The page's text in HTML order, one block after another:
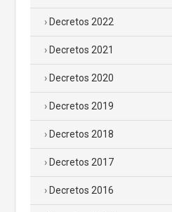
Decretos 2022
Decretos 2021
Decretos 2020
Decretos 2019
Decretos 2018
Decretos 2017
Decretos 2016